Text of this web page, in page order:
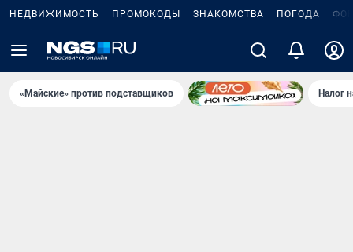
НЕДВИЖИМОСТЬ ПРОМОКОДЫ ЗНАКОМСТВА ПОГОДА
«Майские» против подставщиков Налог